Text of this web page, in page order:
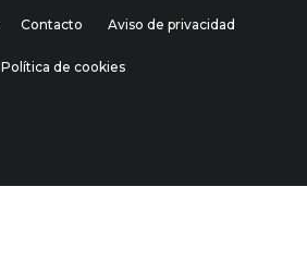
Contacto Aviso de privacidad
Política de cookies